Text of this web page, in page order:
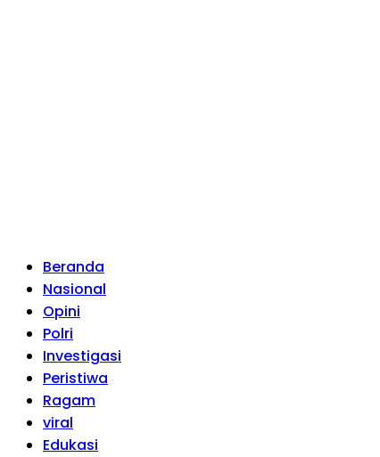
Beranda
Nasional
Opini
Polri
Investigasi
Peristiwa
Ragam
viral
Edukasi